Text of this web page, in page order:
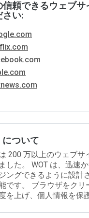
信頼できるウェブサ
さい:
ついて
200 万以上のウェブサ
した。 WOT は、迅速
ングできるように設計
です。 ブラウザをクリ
を上げ、個人情報を保